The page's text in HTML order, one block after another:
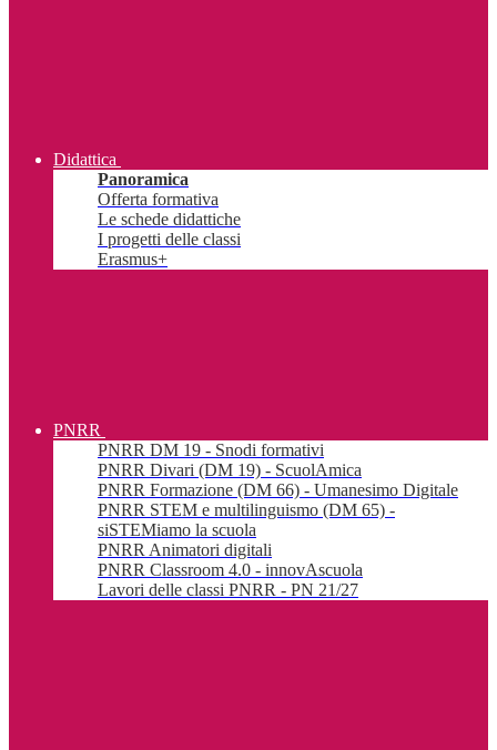
Didattica
Panoramica
Offerta formativa
Le schede didattiche
I progetti delle classi
Erasmus+
PNRR
PNRR DM 19 - Snodi formativi
PNRR Divari (DM 19) - ScuolAmica
PNRR Formazione (DM 66) - Umanesimo Digitale
PNRR STEM e multilinguismo (DM 65) -
siSTEMiamo la scuola
PNRR Animatori digitali
PNRR Classroom 4.0 - innovAscuola
Lavori delle classi PNRR - PN 21/27